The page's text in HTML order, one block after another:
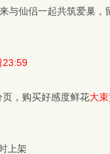
来与仙侣一起共筑爱巢，
23:59
，购买好感度鲜花大
上架